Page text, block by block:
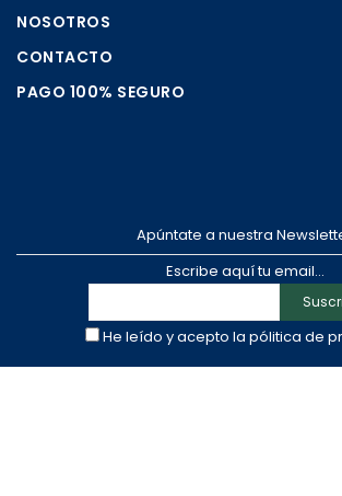
NOSOTROS
CONTACTO
PAGO 100% SEGURO
Apúntate a nuestra
Escribe aquí tu email...
He leído y acepto la pólitica de